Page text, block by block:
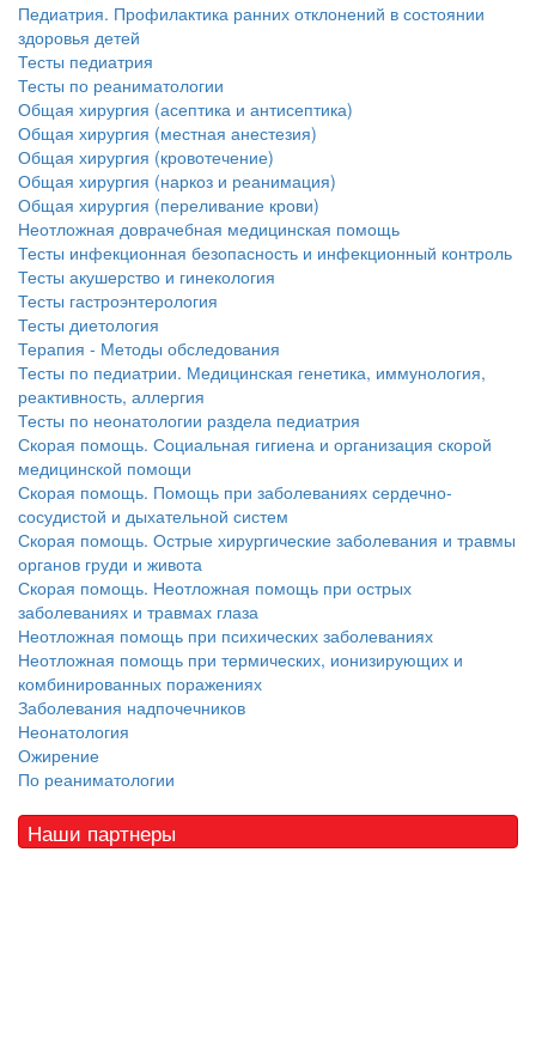
Педиатрия. Профилактика ранних отклонений в состоянии
здоровья детей
Тесты педиатрия
Тесты по реаниматологии
Общая хирургия (асептика и антисептика)
Общая хирургия (местная анестезия)
Общая хирургия (кровотечение)
Общая хирургия (наркоз и реанимация)
Общая хирургия (переливание крови)
Неотложная доврачебная медицинская помощь
Тесты инфекционная безопасность и инфекционный контроль
Тесты акушерство и гинекология
Тесты гастроэнтерология
Тесты диетология
Терапия - Методы обследования
Тесты по педиатрии. Медицинская генетика, иммунология,
реактивность, аллергия
Тесты по неонатологии раздела педиатрия
Скорая помощь. Социальная гигиена и организация скорой
медицинской помощи
Скорая помощь. Помощь при заболеваниях сердечно-
сосудистой и дыхательной систем
Скорая помощь. Острые хирургические заболевания и травмы
органов груди и живота
Скорая помощь. Неотложная помощь при острых
заболеваниях и травмах глаза
Неотложная помощь при психических заболеваниях
Неотложная помощь при термических, ионизирующих и
комбинированных поражениях
Заболевания надпочечников
Неонатология
Ожирение
По реаниматологии
Наши партнеры